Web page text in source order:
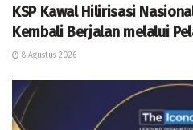
KSP Kawal Hilirisasi
Kembali Berjalan melalui
8 Agustus 2026